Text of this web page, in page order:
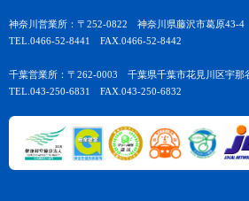
神奈川営業所：〒252-0822 神奈川県藤沢市葛原43-4
TEL.0466-52-8441 FAX.0466-52-8442
千葉営業所：〒262-0003 千葉県千葉市花見川区宇那
TEL.043-250-6831 FAX.043-250-6832